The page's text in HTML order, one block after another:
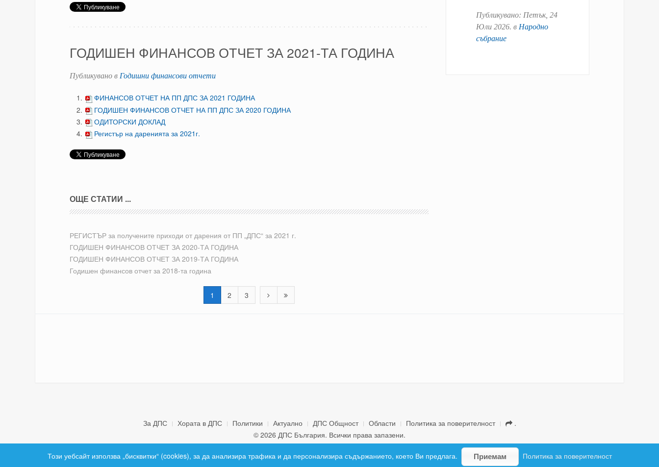
ГОДИШЕН ФИНАНСОВ ОТЧЕТ ЗА 2021-ТА ГОДИНА
Публикувано в Годишни финансови отчети
ФИНАНСОВ ОТЧЕТ НА ПП ДПС ЗА 2021 ГОДИНА
ГОДИШЕН ФИНАНСОВ ОТЧЕТ НА ПП ДПС ЗА 2020 ГОДИНА
ОДИТОРСКИ ДОКЛАД
Регистър на даренията за 2021г.
ОЩЕ СТАТИИ ...
РЕГИСТЪР за получените приходи от дарения от ПП „ДПС“ за 2021 г.
ГОДИШЕН ФИНАНСОВ ОТЧЕТ ЗА 2020-ТА ГОДИНА
ГОДИШЕН ФИНАНСОВ ОТЧЕТ ЗА 2019-ТА ГОДИНА
Годишен финансов отчет за 2018-та година
1 2 3
Публикувано: Петък, 24
Юли 2026. в Народно
събрание
За ДПС Хората в ДПС Политики Актуално ДПС Общност Области Политика за поверителност
.
© 2026 ДПС България. Всички права запазени.
Този уебсайт използва „бисквитки“ (cookies), за да анализира трафика и да персонализира съдържанието, което Ви предлага. Приемам Политика за поверителност